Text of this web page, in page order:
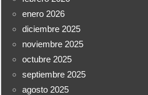
enero 2026
diciembre 2025
noviembre 2025
octubre 2025
septiembre 2025
agosto 2025